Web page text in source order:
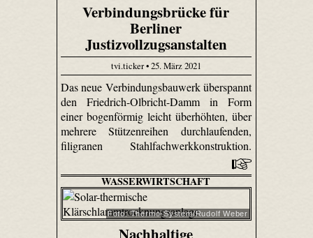
Verbindungsbrücke für
Berliner
Justizvollzugsanstalten
tvi.ticker • 25. März 2021
Das neue Verbindungsbauwerk überspannt
den Friedrich-Olbricht-Damm in Form
einer bogenförmig leicht überhöhten, über
mehrere Stützenreihen durchlaufenden,
filigranen Stahlfachwerkkonstruktion.
WASSERWIRTSCHAFT
Foto: Thermo-System/Rudolf Weber